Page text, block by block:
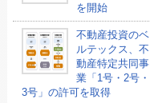
を開始
不動産投資のベ
ルテックス、不
動産特定共同事
業「1号・2号・
3号」の許可を取得